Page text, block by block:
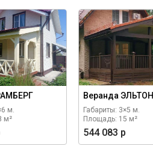
м.
м²
Веранда ЭЛЬТОН
Габариты: 3×5 м.
Площадь: 15 м²
544 083 р